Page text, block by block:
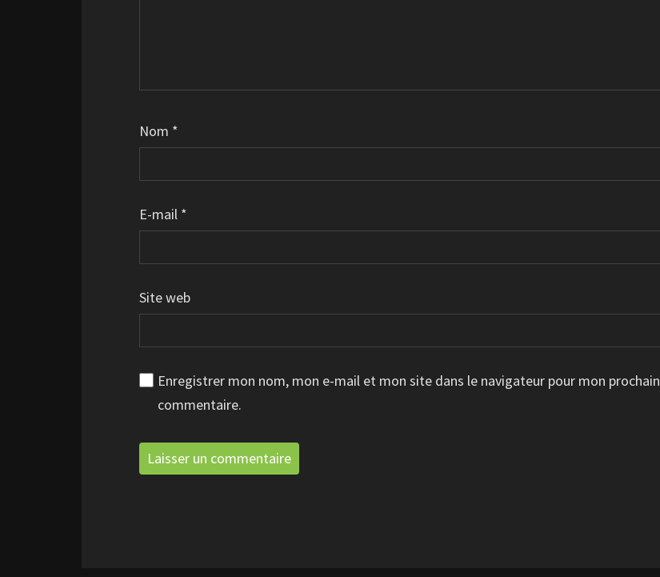
Nom *
E-mail *
Site web
Enregistrer mon nom, mon e-mail et mon site dans le navigateur pour mon prochain
commentaire.